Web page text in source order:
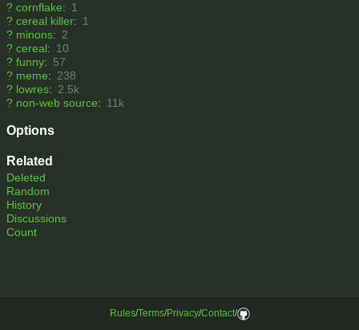
? cornflake: 1
? cereal killer: 1
? minons: 2
? cereal: 10
? funny: 57
? meme: 238
? lowres: 2.5k
? non-web source: 11k
Options
Related
Deleted
Random
History
Discussions
Count
Rules/Terms/Privacy/Contact/